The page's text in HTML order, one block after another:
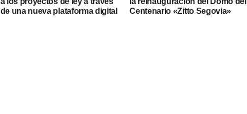
de una nueva plataforma digital
Centenario «Zitto Segovia»